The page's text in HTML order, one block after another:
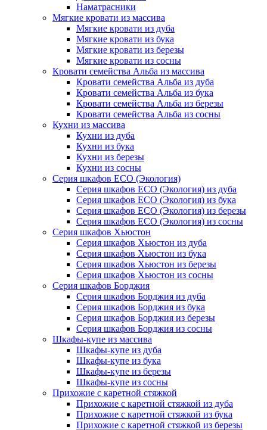
Наматрасники
Мягкие кровати из массива
Мягкие кровати из дуба
Мягкие кровати из бука
Мягкие кровати из березы
Мягкие кровати из сосны
Кровати семейства Альба из массива
Кровати семейства Альба из дуба
Кровати семейства Альба из бука
Кровати семейства Альба из березы
Кровати семейства Альба из сосны
Кухни из массива
Кухни из дуба
Кухни из бука
Кухни из березы
Кухни из сосны
Серия шкафов ECO (Экология)
Серия шкафов ECO (Экология) из дуба
Серия шкафов ECO (Экология) из бука
Серия шкафов ECO (Экология) из березы
Серия шкафов ECO (Экология) из сосны
Серия шкафов Хьюстон
Серия шкафов Хьюстон из дуба
Серия шкафов Хьюстон из бука
Серия шкафов Хьюстон из березы
Серия шкафов Хьюстон из сосны
Серия шкафов Борджия
Серия шкафов Борджия из дуба
Серия шкафов Борджия из бука
Серия шкафов Борджия из березы
Серия шкафов Борджия из сосны
Шкафы-купе из массива
Шкафы-купе из дуба
Шкафы-купе из бука
Шкафы-купе из березы
Шкафы-купе из сосны
Прихожие с каретной стяжкой
Прихожие с каретной стяжкой из дуба
Прихожие с каретной стяжкой из бука
Прихожие с каретной стяжкой из березы